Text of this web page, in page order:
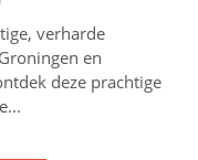
verharde
en
deze prachtige